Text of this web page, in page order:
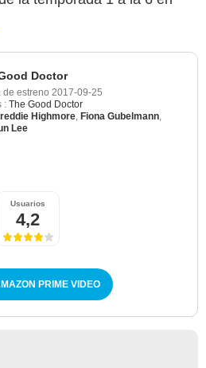
Doctor
de estreno 2017-09-25
: The Good Doctor
Highmore, Fiona Gubelmann,
Lee
Usuarios
4,2
PRIME VIDEO